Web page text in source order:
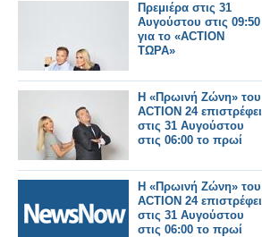
Πρεμιέρα στις 31
Αυγούστου στις 09:50
για το «ACTION
ΤΩΡΑ»
Η «Πρωινή Ζώνη» του
ACTION 24 επιστρέφει
στις 31 Αυγούστου
στις 06:00 το πρωί
Η «Πρωινή Ζώνη» του
ACTION 24 επιστρέφει
στις 31 Αυγούστου
στις 06:00 το πρωί